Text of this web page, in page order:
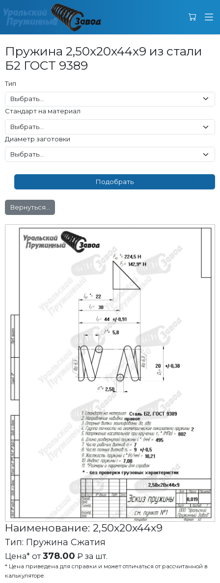
Пружина 2,50x20x44x9 из стали
Б2 ГОСТ 9389
Тип
Стандарт на материал
Диаметр заготовки
Вернуться...
Наименование: 2,50x20x44x9
Тип: Пружина Сжатия
Цена* от378.00 ₽ за шт.
* Цена приведена для справки и может отличаться от рассчитанной в
калькуляторе.